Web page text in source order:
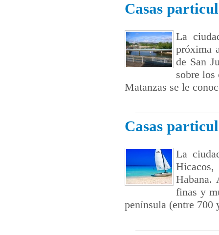
Casas
La
próxima
de San
sobre los
Matanzas se le
Casas
La
Habana.
finas y
península (entre 700